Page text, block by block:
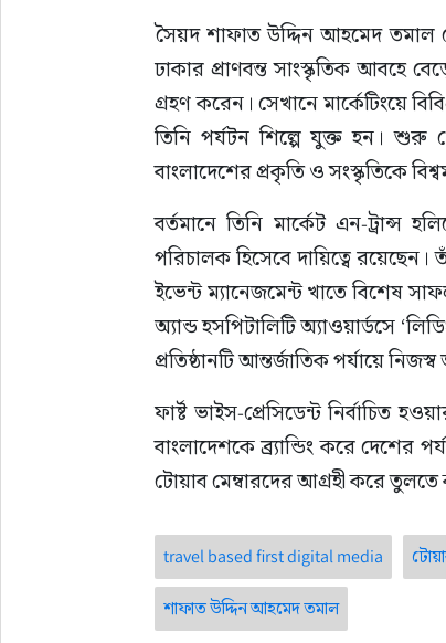
সৈয়দ শাফাত উদ্দিন আহমেদ তমাল
ঢাকার প্রাণবন্ত সাংস্কৃতিক আবহে
গ্রহণ করেন। সেখানে মার্কেটিংয়ে
তিনি পর্যটন শিল্পে যুক্ত হন। শুরু
বাংলাদেশের প্রকৃতি ও সংস্কৃতিকে
বর্তমানে তিনি মার্কেট এন-ট্রান্স
পরিচালক হিসেবে দায়িত্বে রয়েছেন।
ইভেন্ট ম্যানেজমেন্ট খাতে বিশেষ
অ্যান্ড হসপিটালিটি অ্যাওয়ার্ডসে
প্রতিষ্ঠানটি আন্তর্জাতিক পর্যায়ে
ফার্ষ্ট ভাইস-প্রেসিডেন্ট নির্বাচিত
বাংলাদেশকে ব্র্যান্ডিং করে দেশের
টোয়াব মেম্বারদের আগ্রহী করে
travel based first digital media
শাফাত উদ্দিন আহমেদ তমাল